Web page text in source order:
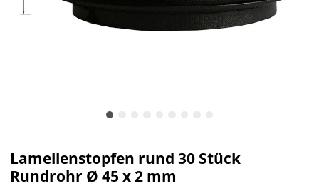
Lamellenstopfen rund 30 Stück
Rundrohr Ø 45 x 2 mm